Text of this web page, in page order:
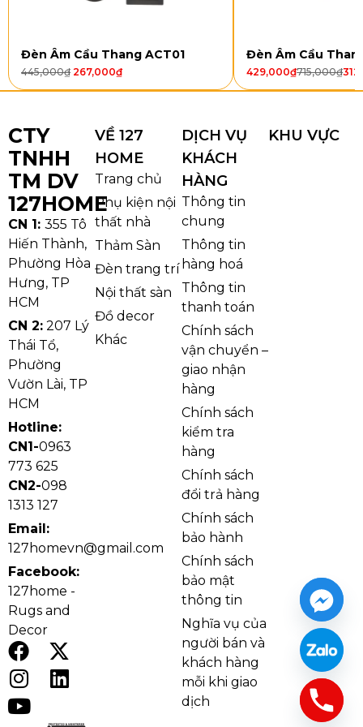
DC9087 kết hợp giữa phong cách
Đèn Chùm Pha Lê DC9087
là minh chứng hoàn hảo
cho nghệ thuật thiết kế tinh tế, nơi vẻ đẹp cổ điển
tổng thể hài hòa. Lấy cảm hứng từ kiến trúc hoàng
gia phương Tây, chiếc đèn mang trong mình những
đường cong uyển chuyển, mềm mại, tạo cảm giác
sang trọng mà vẫn thanh thoát.
Ảnh cận Đèn Chùm Pha Lê DC9087 đóng thùng
Phần chao đèn được tạo hình như những bông hoa
nến tinh xảo, biểu tượng cho sự tinh tế và quyền quý
trong nghệ thuật trang trí nội thất. Khi ánh sáng
Đèn Âm Cầu Thang ACT01
445,000₫ 267,000₫
Đèn Âm Cầu
715,000₫
429,000₫
CTY
TNHH
TM DV
127HOME
CN 1: 355 Tô
Hiến Thành,
Phường Hòa
Hưng, TP
HCM
CN 2: 207 Lý
Thái Tổ,
Phường
Vườn Lài, TP
HCM
Hotline:
CN1-0963
773 625
CN2-098
1313 127
Email:
127homevn@gmail.com
Facebook:
127home -
Rugs and
Decor
VỀ 127
HOME
Trang chủ
Phụ kiện nội
thất nhà
Thảm Sàn
Đèn trang trí
Nội thất sàn
Đồ decor
Khác
DỊCH VỤ
KHÁCH
HÀNG
Thông tin
chung
Thông tin
hàng hoá
Thông tin
thanh toán
Chính sách
vận chuyển –
giao nhận
hàng
Chính sách
kiểm tra
hàng
Chính sách
đổi trả hàng
Chính sách
bảo hành
Chính sách
bảo mật
thông tin
Nghĩa vụ của
người bán và
khách hàng
mỗi khi giao
dịch
KHU VỰC